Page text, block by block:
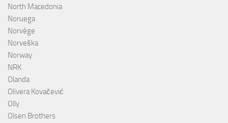
North Macedonia
Noruega
Norvège
Norveška
Norway
NRK
Olanda
Olivera Kovačević
Olly
Olsen Brothers